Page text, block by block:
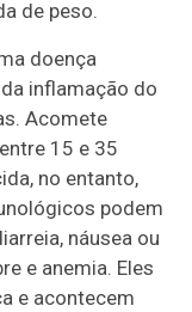
de peso.
doença
inflamação do
Acomete
15 e 35
no entanto,
podem
náusea ou
e anemia. Eles
e acontecem